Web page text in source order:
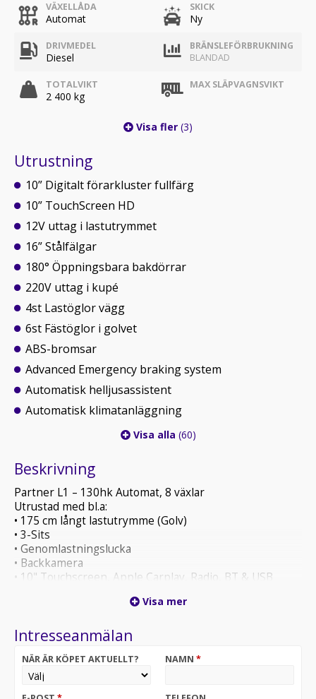
VÄXELLÅDA
Automat
SKICK
Ny
DRIVMEDEL
Diesel
BRÄNSLEFÖRBRUKNING
BLANDAD
TOTALVIKT
2 400 kg
MAX SLÄPVAGNSVIKT
Visa fler (3)
Utrustning
10” Digitalt förarkluster fullfärg
10” TouchScreen HD
12V uttag i lastutrymmet
16” Stålfälgar
180° Öppningsbara bakdörrar
220V uttag i kupé
4st Lastöglor vägg
6st Fästöglor i golvet
ABS-bromsar
Advanced Emergency braking system
Automatisk helljusassistent
Automatisk klimatanläggning
Visa alla (60)
Beskrivning
Partner L1 – 130hk Automat, 8 växlar
Utrustad med bl.a:
• 175 cm långt lastutrymme (Golv)
• 3-Sits
• Genomlastningslucka
• Backkamera
• 10" Touchscreen, Apple Carplay, Radio, BT & USB
momsavdrag på denna bil vid leasing!
36 mån
50% restvärde
Visa mer
Intresseanmälan
NÄR ÄR KÖPET AKTUELLT? NAMN *